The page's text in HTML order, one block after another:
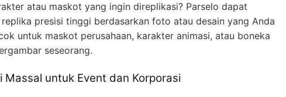
atau maskot yang ingin direplikasi? Parselo dapat
presisi tinggi berdasarkan foto atau desain yang Anda
untuk maskot perusahaan, karakter animasi, atau boneka
seseorang.
Massal untuk Event dan Korporasi